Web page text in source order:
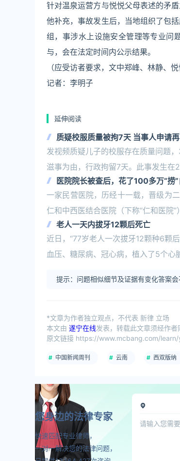
针对温泉运营方与悦悦父母表述的矛
他补充，事故发生后，当地组织了包
组，事涉水上设施安全管理等专业问
与，会在法定时间内公示结果。
（应受访者要求，文中郑峰、林静、悦
记者：李明子
延伸阅读
质疑校服质量被拘7天 当事人申请
发视频质疑儿子的校服存在质量问题
滋事为由，行政拘留7天。此事发生
医院院长被查后，花了100多万“捞
一家民营医院，历经十一载，晋级为
仁和中西医结合医院（下称“仁和医院
老人一天内拔牙12颗后死亡
近日，“77岁老人一次拔牙12颗种6颗
血压、糖尿病、冠心病，植入了5个
提示：问题相似细节及证据有变化答案
*文章为作者独立观点，不代表 新律 立场
本文由 遂宁在线发表，转载此文章须经作者
原文链接 https://www.mcbang.com/
中国新闻周刊 云南 西双版纳
您身边的法律专家
快速匹配专业律师，
一对一解决您的法律问题，